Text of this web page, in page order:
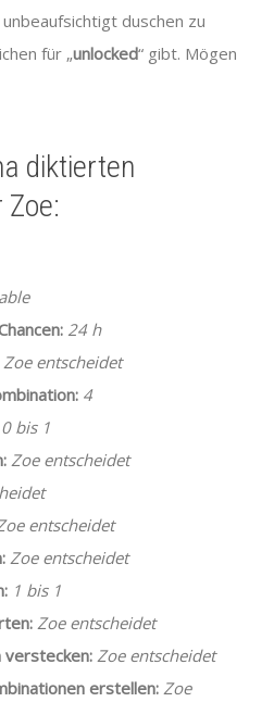
duschen zu
für „unlocked“ gibt. Mögen
diktierten
24 h
Zoe entscheidet
4
0 bis 1
Zoe entscheidet
entscheidet
Zoe entscheidet
1 bis 1
Zoe entscheidet
verstecken: Zoe entscheidet
erstellen: Zoe